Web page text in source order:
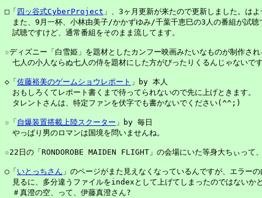
□「 四ッ谷式CyberProject 」、3ヶ月更新が来たので更新しました。は
また、9月一杯、小林由美子/かかずゆみ/千葉千恵巳の3人の番組が試聴
試聴ですけど、通常番組をそのまま流してます。
☆ディズニー「白雪姫」を題材としたカンフー映画みたいなものが制作さ
七人の小人ならぬ七人の侍を題材にした方がぴったりくるんじゃないで
◇「 佐藤裕美のゲームショウレポート 」by 本人
おもしろくてレポート書くまで待ってられないので先に上げときます。
タレントさんは、特定ファンを伏字でも書かないでください(^^;)
☆「 自爆装置搭載上陸スクーター 」by 毎日
やっぱり男のロマンは国境を問いませんね。
☆22日の「RONDOROBE MAIDEN FLIGHT」の会場にいた等身大ちぃって
○「 いとっちさん 」のページがまた見えなくなっているんですが、エラー
見るに、多分違うファイルをindexとして上げてしまったのではないか
＃真澄の空、って、伊藤真澄さん?